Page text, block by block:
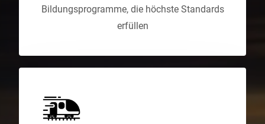
Bildungsprogramme, die höchste Standards
erfüllen